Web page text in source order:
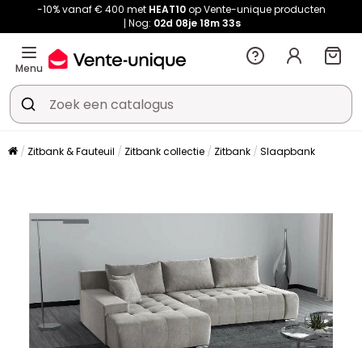
-10% vanaf € 400 met HEAT10op Vente-unique producten
Nog: 02d 08je18m33s
Menu
Zitbank & Fauteuil Zitbank collectie Zitbank Slaapbank